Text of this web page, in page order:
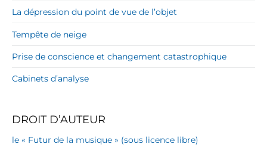
La dépression du point de vue de l’objet
Tempête de neige
Prise de conscience et changement catastrophique
Cabinets d’analyse
DROIT D’AUTEUR
le « Futur de la musique » (sous licence libre)